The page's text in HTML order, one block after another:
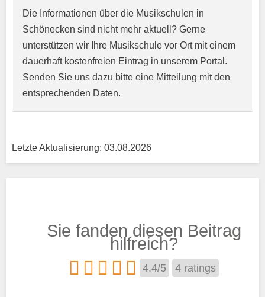
Kurzprofil der Musikschule*
Trägertyp*
Die Informationen über die Musikschulen in
Schönecken sind nicht mehr aktuell? Gerne
unterstützen wir Ihre Musikschule vor Ort mit einem
dauerhaft kostenfreien Eintrag in unserem Portal.
Senden Sie uns dazu bitte eine Mitteilung mit den
entsprechenden Daten.
Letzte Aktualisierung: 03.08.2026
Sie fanden diesen Beitrag
hilfreich?
4.4/5 4 ratings